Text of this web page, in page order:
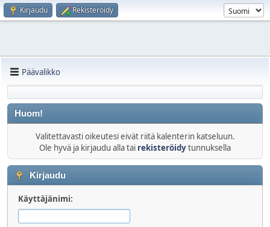
Kirjaudu Rekisteröidy
Päävalikko
Huom!
Valitettavasti oikeutesi eivät riitä kalenterin katseluun.
Ole hyvä ja kirjaudu alla tai rekisteröidytunnuksella
Kirjaudu
Käyttäjänimi: